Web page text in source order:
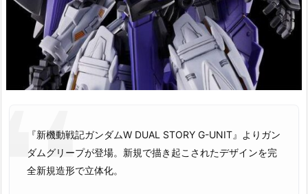
『新機動戦記ガンダムW DUAL STORY G-UNIT』よりガン
ダムグリープが登場。新規で描き起こされたデザインを完
全新規造形で立体化。